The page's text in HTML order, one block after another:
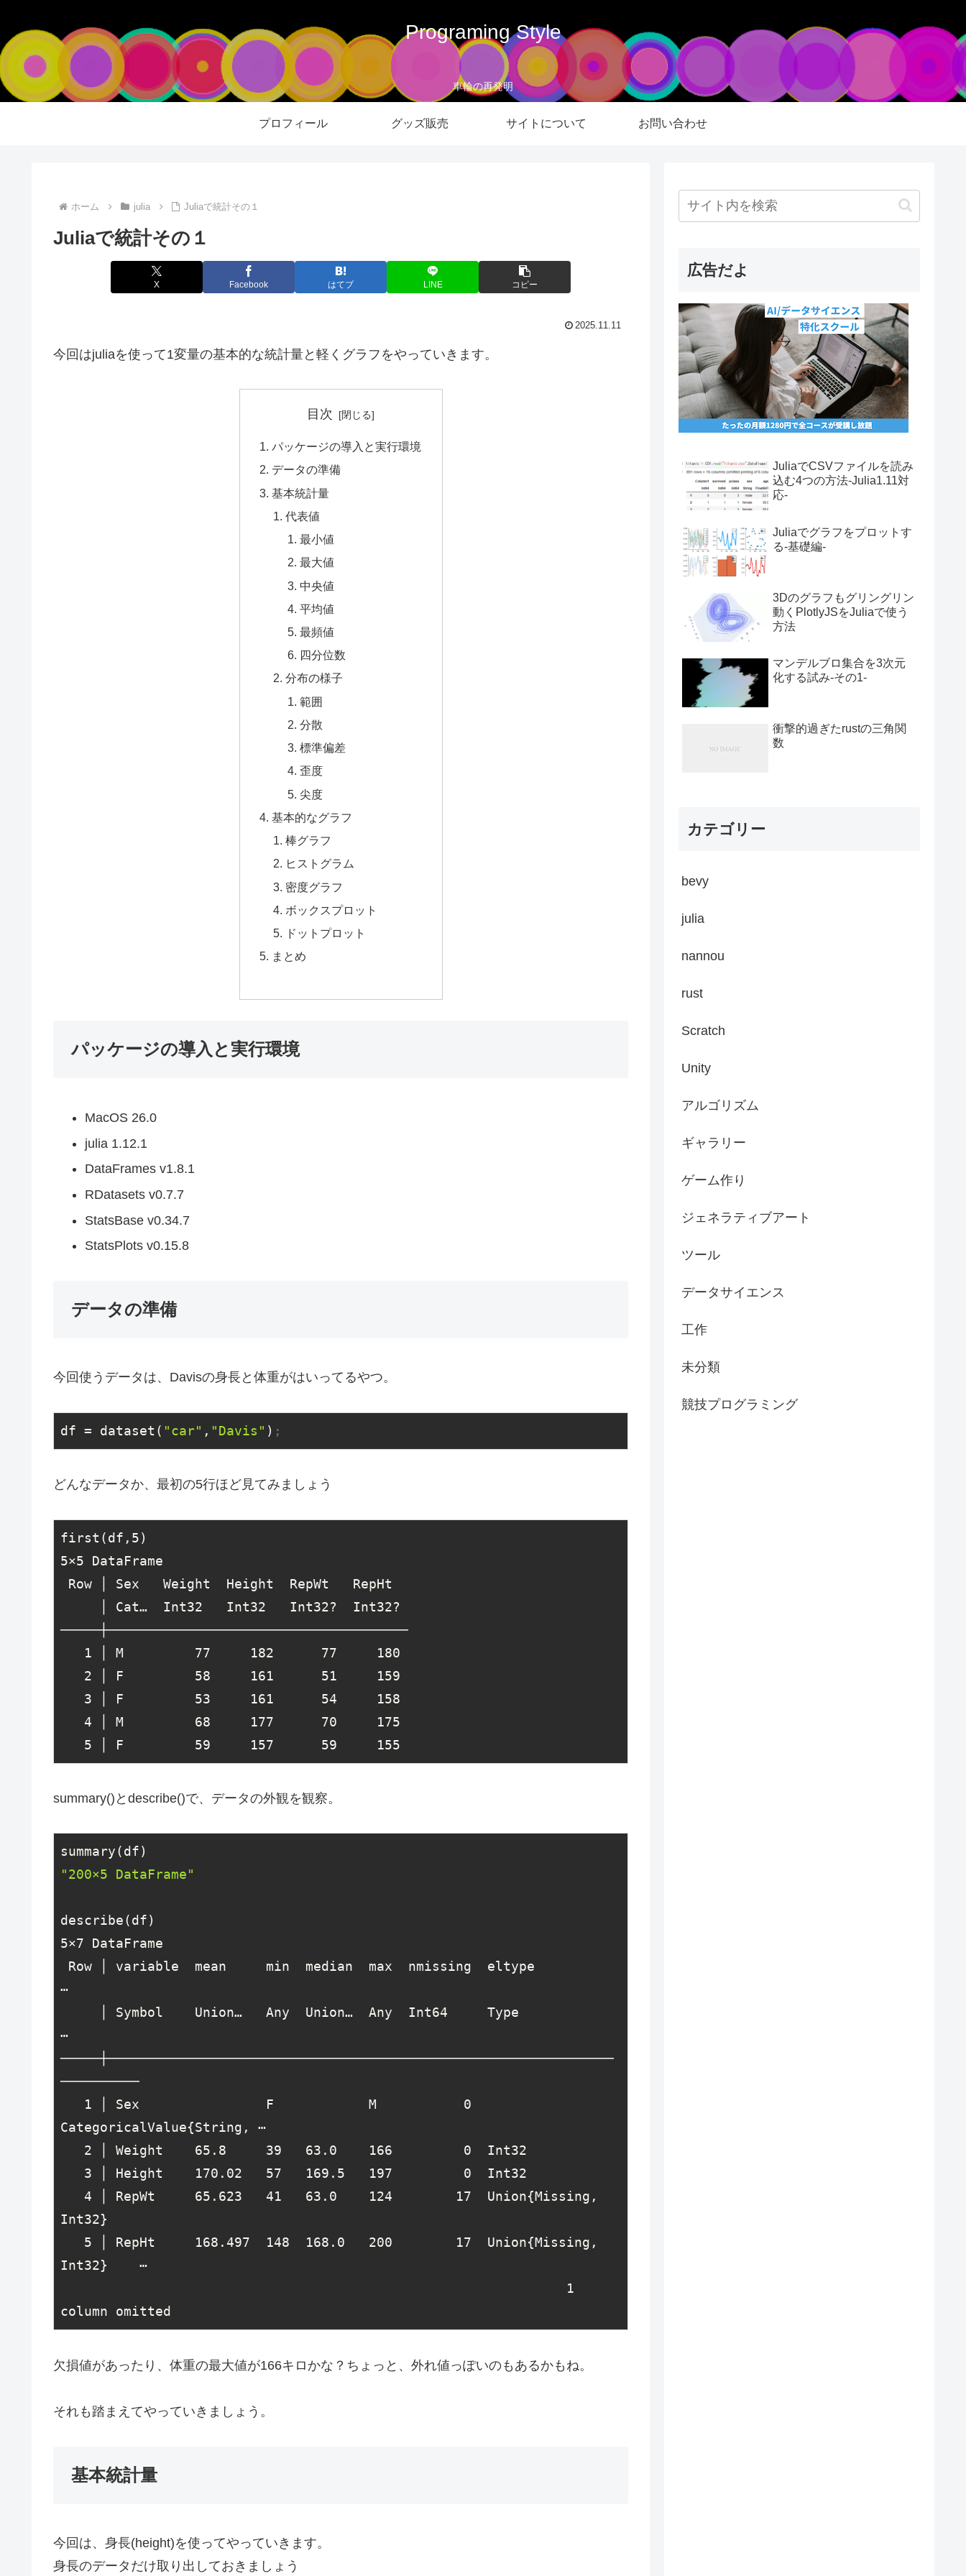
Programing Style
車輪の再発明
プロフィール グッズ販売 サイトについて お問い合わせ
ホーム julia Juliaで統計その１
Juliaで統計その１
X Facebook はてブ LINE コピー
2025.11.11
今回はjuliaを使って1変量の基本的な統計量と軽くグラフをやっていきます。
目次
パッケージの導入と実行環境
データの準備
基本統計量
代表値
最小値
最大値
中央値
平均値
最頻値
四分位数
分布の様子
範囲
分散
標準偏差
歪度
尖度
基本的なグラフ
棒グラフ
ヒストグラム
密度グラフ
ボックスプロット
ドットプロット
まとめ
パッケージの導入と実行環境
MacOS 26.0
julia 1.12.1
DataFrames v1.8.1
RDatasets v0.7.7
StatsBase v0.34.7
StatsPlots v0.15.8
データの準備
今回使うデータは、Davisの身長と体重がはいってるやつ。
df = dataset( "car" , "Davis" ) ;
どんなデータか、最初の5行ほど見てみましょう
first(df, 5
5×5 DataFrame
─────┼──────────────────────────────────────
1 │ M 77 182 77
180
2 │ F 58 161 51
159
3 │ F 53 161 54
158
4 │ M 68 177 70
175
5 │ F 59 157 59 155
summary()とdescribe()で、データの外観を観察。
"200×5 DataFrame"
5×7 DataFrame
⋯
⋯
─────┼────────────────────────────────────────────────────────────────
──────────
1 │ Sex                F            M 0
CategoricalValue{String, ⋯
2 │ Weight 65.8 39 63.0 166 0
  Int32
3 │ Height 170.02 57 169.5 197 0
  Int32
4 │ RepWt 65.623 41 63.0 124 17
  Union{Missing,
Int32}
5 │ RepHt 168.497 148 168.0 200 17
  Union{Missing,
Int32}    ⋯
1
欠損値があったり、体重の最大値が166キロかな？ちょっと、外れ値っぽいのもあるかもね。
それも踏まえてやっていきましょう。
基本統計量
今回は、身長(height)を使ってやっていきます。
身長のデータだけ取り出しておきましょう
広告だよ
JuliaでCSVファイルを読み
込む4つの方法-Julia1.11対
応-
Juliaでグラフをプロットす
る-基礎編-
3Dのグラフもグリングリン
動くPlotlyJSをJuliaで使う
方法
マンデルブロ集合を3次元
化する試み-その1-
衝撃的過ぎたrustの三角関
数
カテゴリー
bevy
julia
nannou
rust
Scratch
Unity
アルゴリズム
ギャラリー
ゲーム作り
ジェネラティブアート
ツール
データサイエンス
工作
未分類
競技プログラミング